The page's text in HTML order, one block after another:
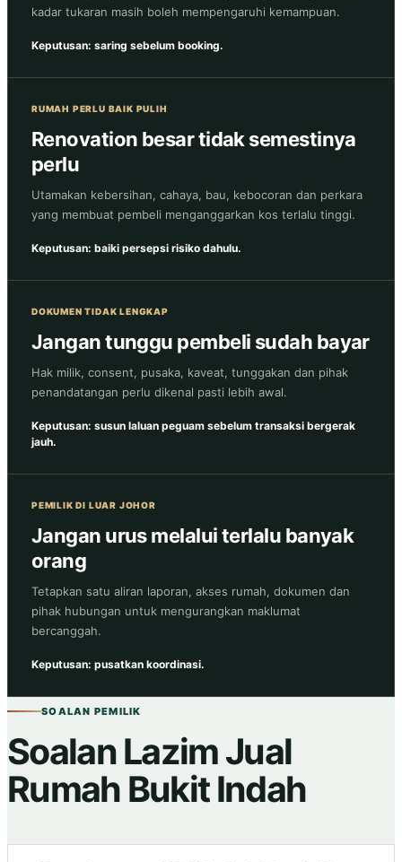
kadar tukaran masih boleh mempengaruhi kemampuan.
Keputusan: saring sebelum booking.
RUMAH PERLU BAIK PULIH
Renovation besar tidak semestinya
perlu
Utamakan kebersihan, cahaya, bau, kebocoran dan perkara
yang membuat pembeli menganggarkan kos terlalu tinggi.
Keputusan: baiki persepsi risiko dahulu.
DOKUMEN TIDAK LENGKAP
Jangan tunggu pembeli sudah bayar
Hak milik, consent, pusaka, kaveat, tunggakan dan pihak
penandatangan perlu dikenal pasti lebih awal.
Keputusan: susun laluan peguam sebelum transaksi bergerak
jauh.
PEMILIK DI LUAR JOHOR
Jangan urus melalui terlalu banyak
orang
Tetapkan satu aliran laporan, akses rumah, dokumen dan
pihak hubungan untuk mengurangkan maklumat
bercanggah.
Keputusan: pusatkan koordinasi.
SOALAN PEMILIK
Soalan Lazim Jual
Rumah Bukit Indah